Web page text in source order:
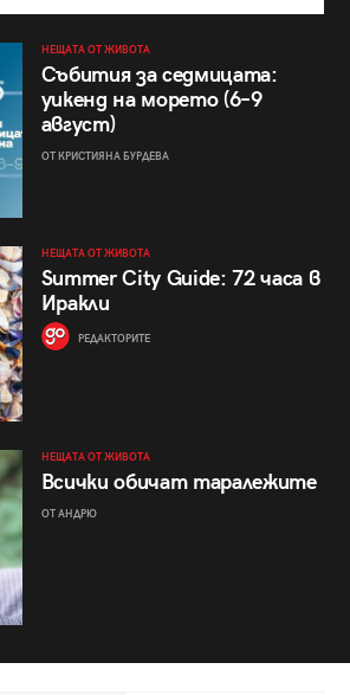
НЕЩАТА ОТ ЖИВОТА
Събития за седмицата:
уикенд на морето (6–9
август)
ОТ КРИСТИЯНА БУРДЕВА
НЕЩАТА ОТ ЖИВОТА
Summer City Guide: 72 часа в
Иракли
РЕДАКТОРИТЕ
НЕЩАТА ОТ ЖИВОТА
Всички обичат таралежите
ОТ АНДРЮ